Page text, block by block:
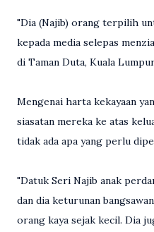
"Dia (Najib) orang terpilih
kepada media selepas
di Taman Duta, Kuala
Mengenai harta kekayaan
siasatan mereka ke atas
tidak ada apa yang perlu
"Datuk Seri Najib anak
dan dia keturunan
orang kaya sejak kecil. Dia